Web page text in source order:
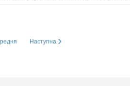
стаття: Актуальні проблеми біохімії та
Наступна стаття: РЕЄСТРАЦІЙНА
Наступна